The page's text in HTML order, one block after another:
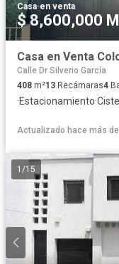
Casa·en venta
$ 8,600,000
Calle Dr Silverio García
408 m²13 Recámaras4
·Estacionamiento·
Actualizado hace más
1 /15